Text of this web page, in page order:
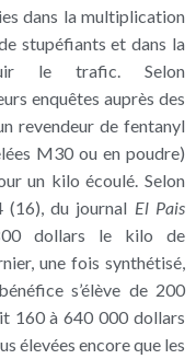
dans la multiplication
stupéfiants et dans la
le trafic. Selon
enquêtes auprès des
revendeur de fentanyl
M30 ou en poudre)
un kilo écoulé. Selon
(16), du journal El Pais
dollars le kilo de
une fois synthétisé,
s’élève de 200
160 à 640 000 dollars
élevées encore que les